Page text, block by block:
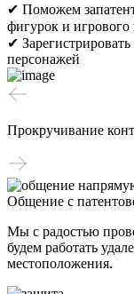
✔ Поможем
фигурок и игрового
✔
персонажей
Прокручивание
Общение с
Мы с радостью
будем работать
местоположения.